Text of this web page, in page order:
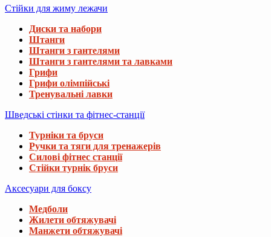
Стійки для жиму лежачи
Диски та набори
Штанги
Штанги з гантелями
Штанги з гантелями та лавками
Грифи
Грифи олімпійські
Тренувальні лавки
Шведські стінки та фітнес-станції
Турніки та бруси
Ручки та тяги для тренажерів
Силові фітнес станції
Стійки турнік бруси
Аксесуари для боксу
Медболи
Жилети обтяжувачі
Манжети обтяжувачі